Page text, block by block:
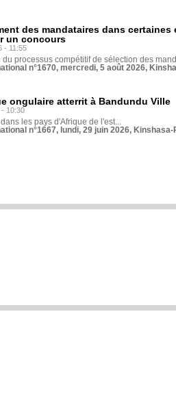
des mandataires dans
un concours
- 11:55
du processus compétitif de sélection des
n°1670, mercredi, 5 août 2026,
ongulaire atterrit à Bandundu Ville
- 10:30
les pays d'Afrique de l'est...
n°1667, lundi, 29 juin 2026,